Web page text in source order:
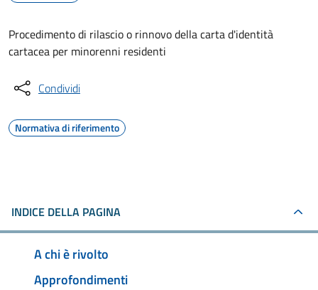
Procedimento di rilascio o rinnovo della carta d'identità
cartacea per minorenni residenti
Condividi
Normativa di riferimento
INDICE DELLA PAGINA
A chi è rivolto
Approfondimenti